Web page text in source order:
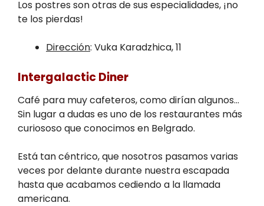
Los postres son otras de sus especialidades, ¡no
te los pierdas!
Dirección: Vuka Karadzhica, 11
Intergalactic Diner
Café para muy cafeteros, como dirían algunos…
Sin lugar a dudas es uno de los restaurantes más
curiososo que conocimos en Belgrado.
Está tan céntrico, que nosotros pasamos varias
veces por delante durante nuestra escapada
hasta que acabamos cediendo a la llamada
americana.